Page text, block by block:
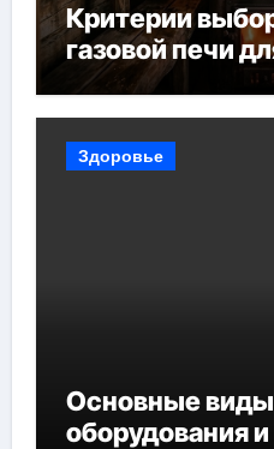
Критерии
газовой печи
Здоровье
Основные
оборудования